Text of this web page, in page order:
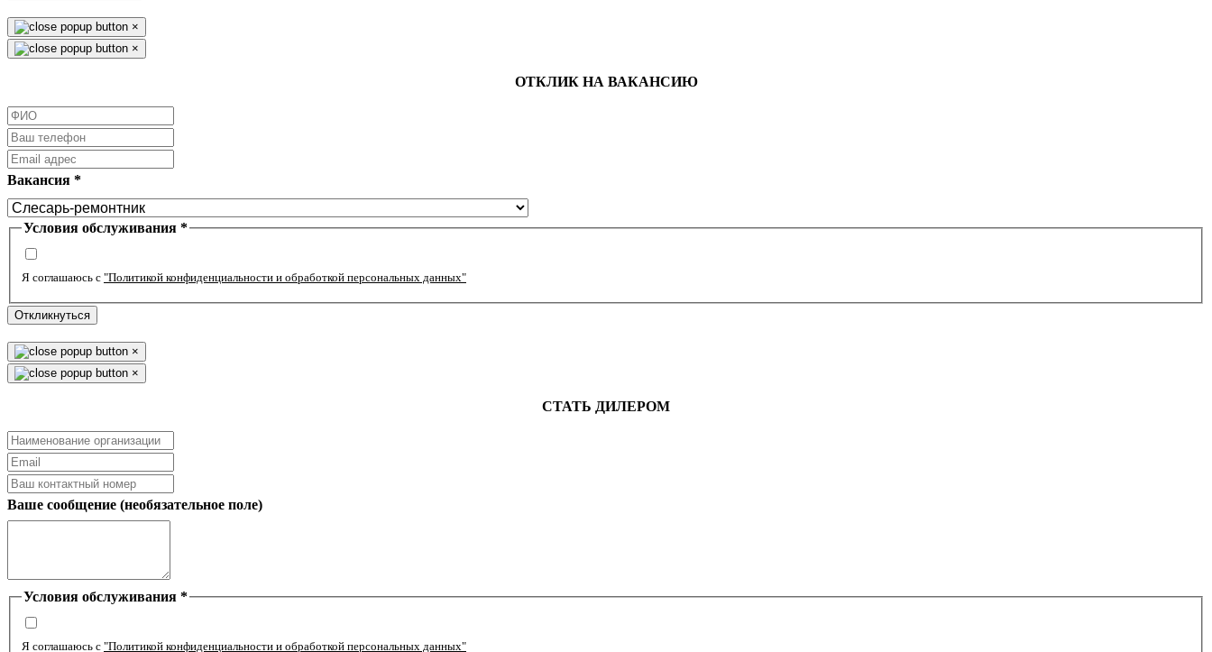
×
×
ОТКЛИК НА ВАКАНСИЮ
Вакансия *
Условия обслуживания *
Я соглашаюсь с "Политикой конфиденциальности и обработкой персональных данных"
Откликнуться
×
×
СТАТЬ ДИЛЕРОМ
Ваше сообщение (необязательное поле)
Условия обслуживания *
Я соглашаюсь с "Политикой конфиденциальности и обработкой персональных данных"